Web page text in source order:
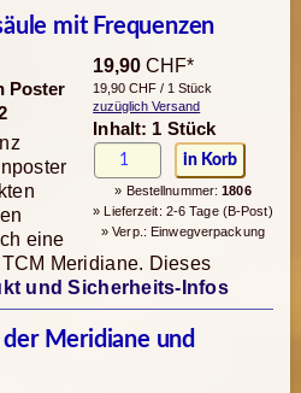
mit Frequenzen
19,90 CHF*
19,90 CHF / 1 Stück
zuzüglich Versand
Inhalt: 1 Stück
» Bestellnummer:1806
» Lieferzeit: 2-6 Tage (B-Post)
» Verp.: Einwegverpackung
Poster
eine
Meridiane. Dieses
und Sicherheits-Infos
Meridiane und